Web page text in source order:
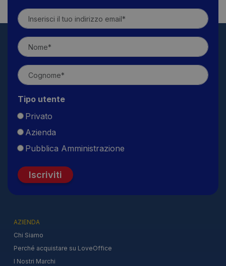
Tipo utente
Privato
Azienda
Pubblica Amministrazione
Iscriviti
AZIENDA
Chi Siamo
Perché acquistare su LoveOffice
I Nostri Marchi